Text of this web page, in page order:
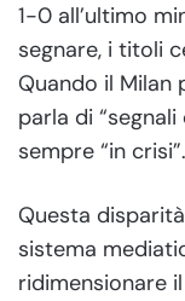
1-0 all’ultimo
segnare, i titoli
Quando il Milan
parla di
sempre “in crisi”.
Questa
sistema
ridimensionare